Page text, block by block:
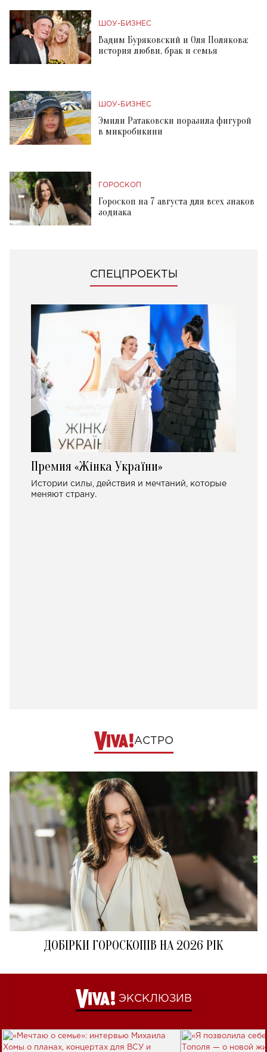
ШОУ-БИЗНЕС
Вадим Буряковский и Оля Полякова:
история любви, брак и семья
ШОУ-БИЗНЕС
Эмили Ратаковски поразила фигурой
в микробикини
ГОРОСКОП
Гороскоп на 7 августа для всех знаков
зодиака
СПЕЦПРОЕКТЫ
Премия «Жінка України»
Истории силы, действия и мечтаний, которые
меняют страну.
АСТРО
ДОБІРКИ ГОРОСКОПІВ НА 2026 РІК
ЭКСКЛЮЗИВ